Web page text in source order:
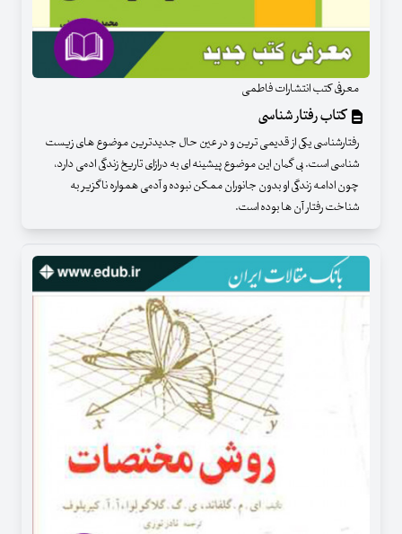
معرفی کتب انتشارات فاطمی
کتاب رفتار شناسی
رفتارشناسی یکی از قدیمی ترین و در عین حال جدیدترین موضوع های زیست
شناسی است. بی گمان این موضوع پیشینه ای به درازای تاریخ زندگی ادمی دارد،
چون ادامه زندگی او بدون جانوران ممکن نبوده و آدمی همواره ناگزیر به
شناخت رفتار آن ها بوده است.